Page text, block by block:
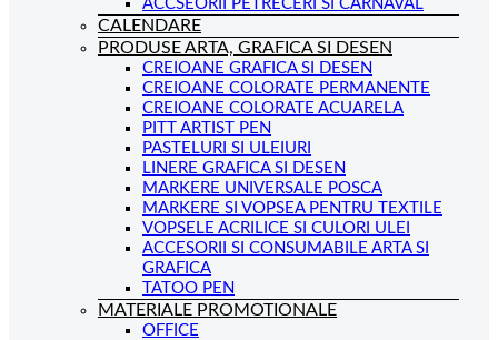
ACCSEORII PETRECERI SI CARNAVAL
CALENDARE
PRODUSE ARTA, GRAFICA SI DESEN
CREIOANE GRAFICA SI DESEN
CREIOANE COLORATE PERMANENTE
CREIOANE COLORATE ACUARELA
PITT ARTIST PEN
PASTELURI SI ULEIURI
LINERE GRAFICA SI DESEN
MARKERE UNIVERSALE POSCA
MARKERE SI VOPSEA PENTRU TEXTILE
VOPSELE ACRILICE SI CULORI ULEI
ACCESORII SI CONSUMABILE ARTA SI
GRAFICA
TATOO PEN
MATERIALE PROMOTIONALE
OFFICE